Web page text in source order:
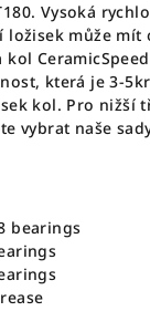
Vysoká
ložisek může mít
kol
která je 3-
kol. Pro nižší
vybrat naše sady
bearings